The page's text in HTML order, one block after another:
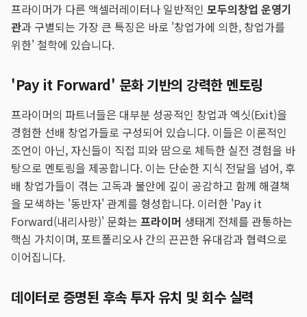
프라이머가 다른 액셀러레이터나 일반적인 모두의창업 운영기
관과 구별되는 가장 큰 특징은 바로 '창업가에 의한, 창업가를
위한' 철학에 있습니다.
'Pay it Forward' 문화 기반의 강력한 멘토링
프라이머의 파트너들은 대부분 성공적인 창업과 엑싯(Exit)을
경험한 선배 창업가들로 구성되어 있습니다. 이들은 이론적인
조언이 아닌, 자신들이 직접 피와 땀으로 체득한 실전 경험을 바
탕으로 멘토링을 제공합니다. 이는 단순한 지식 전달을 넘어, 후
배 창업가들이 겪는 고독과 불안에 깊이 공감하고 함께 해결책
을 모색하는 '동반자' 관계를 형성합니다. 이러한 'Pay it
Forward(내리사랑)' 문화는 프라이머 생태계 전체를 관통하는
핵심 가치이며, 포트폴리오사 간의 끈끈한 유대감과 협력으로
이어집니다.
데이터로 증명된 후속 투자 유치 및 회수 실력